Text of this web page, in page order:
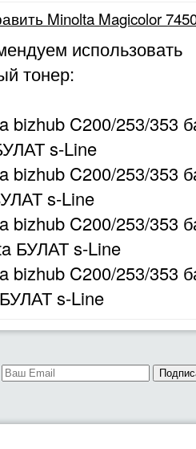
Minolta Magicolor
использовать
тонер:
bizhub C200/253/353
s-Line
bizhub C200/253/353
s-Line
bizhub C200/253/353
БУЛАТ s-Line
bizhub C200/253/353
s-Line